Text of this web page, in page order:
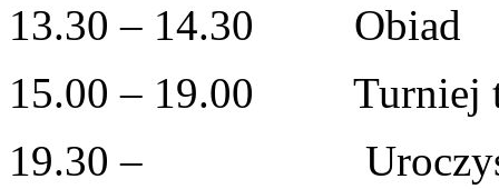
13.30 – 14.30 Obiad
15.00 – 19.00 Turniej
19.30 – Uroczysta